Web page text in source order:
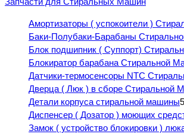
Амортизаторы ( успокоители )
Баки-Полубаки-Барабаны
Блок подшипник ( Суппорт)
Блокиратор барабана Стиральной
Датчики-термосенсоры NTC
Дверца ( Люк ) в сборе Стиральной
Детали корпуса стиральной машины5
Диспенсер ( Дозатор ) моющих
Замок ( устройство блокировки )